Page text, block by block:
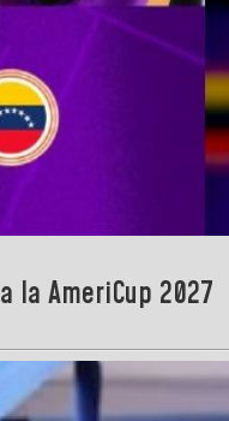
AmeriCup 2027